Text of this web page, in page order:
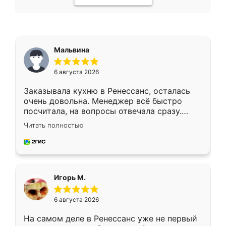
Мальвина
6 августа 2026
Заказывала кухню в Ренессанс, осталась
очень довольна. Менеджер всё быстро
посчитала, на вопросы отвечала сразу.
Замерщик приехал в субботу, подошёл к
делу со всей ответственностью. Собрали
за день, ребята работали аккуратно, даже
Читать полностью
Игорь М.
6 августа 2026
На самом деле в Ренессанс уже не первый